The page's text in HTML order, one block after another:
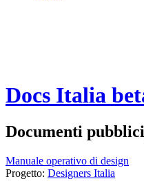
Docs Italia
Documenti
Manuale operativo di design
Progetto: Designers Italia